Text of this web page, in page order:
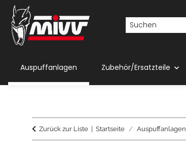
Auspuffanlagen Zubehör/Ersatzteile
Zurück zur Liste Startseite Auspuffanlagen